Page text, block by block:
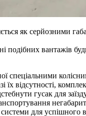
як
подібних вантажів
спеціальними
їх відсутності,
гусак для
для успішного